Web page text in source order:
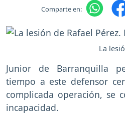
Comparte en:
La
Junior de Barranquilla
tiempo a este defensor
complicada operación, se
incapacidad.